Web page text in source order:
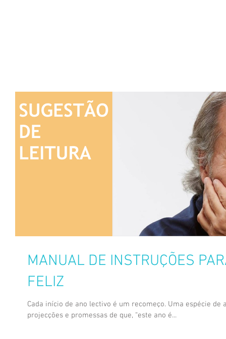
MANUAL DE INSTRUÇÕES
FELIZ
Cada início de ano lectivo é um recomeço. Uma espécie
projecções e promessas de que, “este ano é...